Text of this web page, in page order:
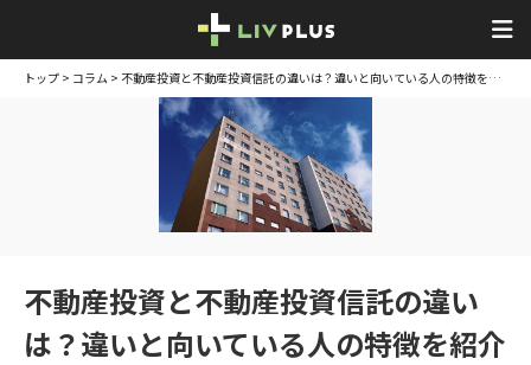
トップ > コラム > 不動産投資と不動産投資信託の違いは？違いと向いている人の特徴を紹介
不動産投資と不動産投資信託の違い
は？違いと向いている人の特徴を紹介